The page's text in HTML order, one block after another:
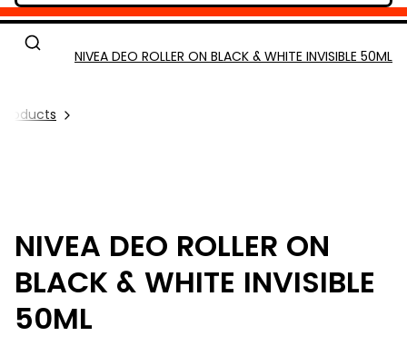
NIVEA DEO ROLLER ON BLACK & WHITE INVISIBLE 50ML
NIVEA DEO ROLLER ON
BLACK & WHITE INVISIBLE
50ML